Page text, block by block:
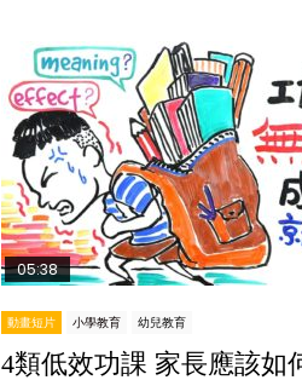
05:38
動畫短片 小學教育 幼兒教育
4類低效功課 家長應該如